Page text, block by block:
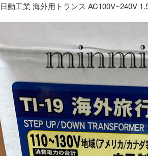
日動工業 海外用トランス AC100V~240V